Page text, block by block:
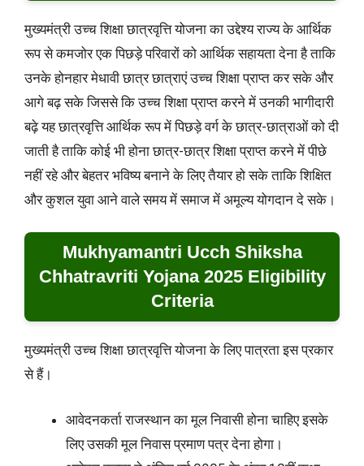
मुख्यमंत्री उच्च शिक्षा छात्रवृत्ति योजना का उद्देश्य राज्य के आर्थिक
रूप से कमजोर एक पिछड़े परिवारों को आर्थिक सहायता देना है ताकि
उनके होनहार मेधावी छात्र छात्राएं उच्च शिक्षा प्राप्त कर सके और
आगे बढ़ सके जिससे कि उच्च शिक्षा प्राप्त करने में उनकी भागीदारी
बढ़े यह छात्रवृत्ति आर्थिक रूप में पिछड़े वर्ग के छात्र-छात्राओं को दी
जाती है ताकि कोई भी होना छात्र-छात्र शिक्षा प्राप्त करने में पीछे
नहीं रहे और बेहतर भविष्य बनाने के लिए तैयार हो सके ताकि शिक्षित
और कुशल युवा आने वाले समय में समाज में अमूल्य योगदान दे सके।
Mukhyamantri Ucch Shiksha
Chhatravriti Yojana 2025 Eligibility
Criteria
मुख्यमंत्री उच्च शिक्षा छात्रवृत्ति योजना के लिए पात्रता इस प्रकार
से हैं।
आवेदनकर्ता राजस्थान का मूल निवासी होना चाहिए इसके
लिए उसकी मूल निवास प्रमाण पत्र देना होगा।